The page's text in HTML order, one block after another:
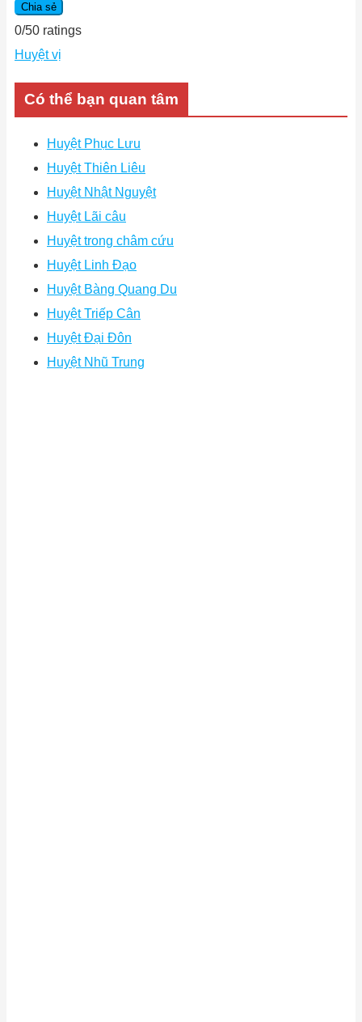
Chia sẻ
0/50 ratings
Huyệt vị
Có thể bạn quan tâm
Huyệt Phục Lưu
Huyệt Thiên Liêu
Huyệt Nhật Nguyệt
Huyệt Lãi câu
Huyệt trong châm cứu
Huyệt Linh Đạo
Huyệt Bàng Quang Du
Huyệt Triếp Cân
Huyệt Đại Đôn
Huyệt Nhũ Trung